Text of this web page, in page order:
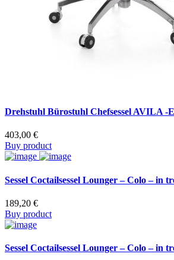
Drehstuhl Bürostuhl Chefsessel AVILA -
403,00 €
Buy product
Sessel Coctailsessel Lounger – Colo – in
189,20 €
Buy product
Sessel Coctailsessel Lounger – Colo – in